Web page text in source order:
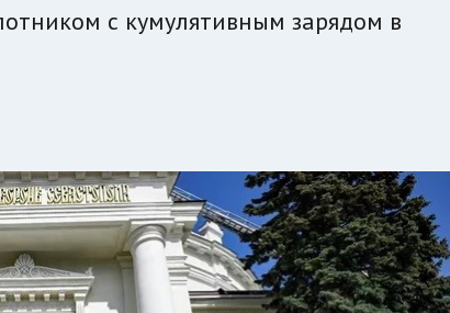
с кумулятивным зарядом в